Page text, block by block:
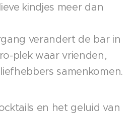
kindjes meer dan
verandert de bar in
plek waar vrienden,
samenkomen.
en het geluid van